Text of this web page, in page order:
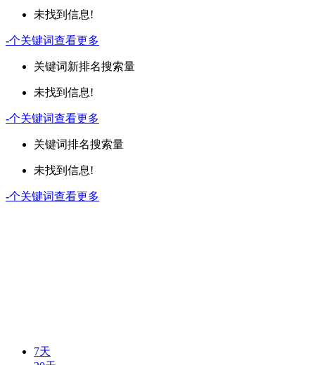
未找到信息!
-个关键词查看更多
关键词新排名搜索量
未找到信息!
-个关键词查看更多
关键词排名搜索量
未找到信息!
-个关键词查看更多
7天